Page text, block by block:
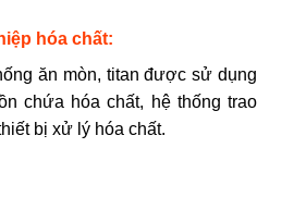
hóa chất:
ăn mòn, titan được sử dụng
chứa hóa chất, hệ thống trao
bị xử lý hóa chất.